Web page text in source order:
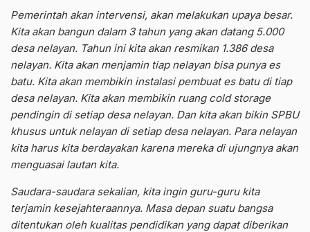
Pemerintah akan intervensi, akan melakukan upaya besar.
Kita akan bangun dalam 3 tahun yang akan datang 5.000
desa nelayan. Tahun ini kita akan resmikan 1.386 desa
nelayan. Kita akan menjamin tiap nelayan bisa punya es
batu. Kita akan membikin instalasi pembuat es batu di tiap
desa nelayan. Kita akan membikin ruang cold storage
pendingin di setiap desa nelayan. Dan kita akan bikin SPBU
khusus untuk nelayan di setiap desa nelayan. Para nelayan
kita harus kita berdayakan karena mereka di ujungnya akan
menguasai lautan kita.
Saudara-saudara sekalian, kita ingin guru-guru kita
terjamin kesejahteraannya. Masa depan suatu bangsa
ditentukan oleh kualitas pendidikan yang dapat diberikan